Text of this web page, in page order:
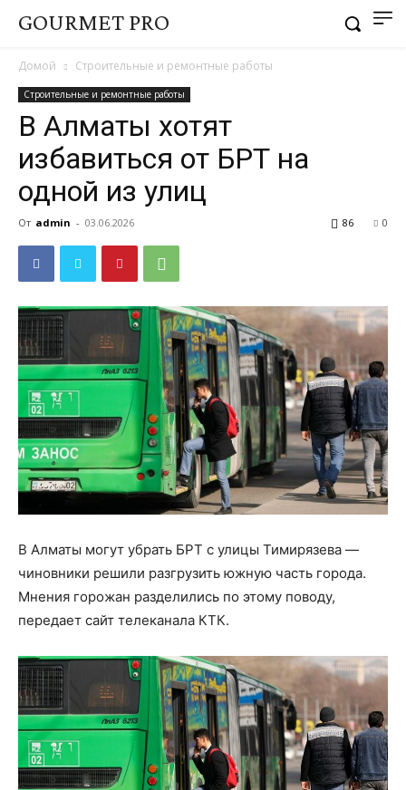
GOURMET PRO
Домой Строительные и ремонтные работы
Строительные и ремонтные работы
В Алматы хотят
избавиться от БРТ на
одной из улиц
От admin - 03.06.2026 0
86
В Алматы могут убрать БРТ с улицы Тимирязева —
чиновники решили разгрузить южную часть города.
Мнения горожан разделились по этому поводу,
передает сайт телеканала КТК.